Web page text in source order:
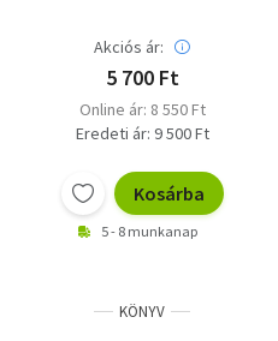
Akciós ár:
5 700 Ft
Online ár: 8 550 Ft
Eredeti ár: 9 500 Ft
Kosárba
5 - 8 munkanap
KÖNYV